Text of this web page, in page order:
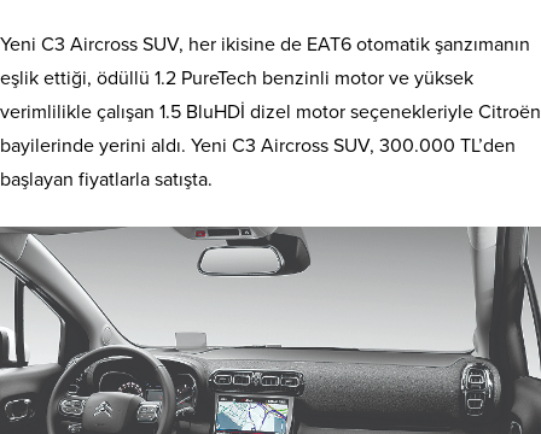
Yeni C3 Aircross SUV, her ikisine de EAT6 otomatik şanzımanın
eşlik ettiği, ödüllü 1.2 PureTech benzinli motor ve yüksek
verimlilikle çalışan 1.5 BluHDİ dizel motor seçenekleriyle Citroën
bayilerinde yerini aldı. Yeni C3 Aircross SUV, 300.000 TL’den
başlayan fiyatlarla satışta.